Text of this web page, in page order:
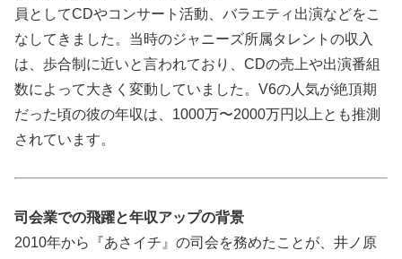
員としてCDやコンサート活動、バラエティ出演などをこ
なしてきました。当時のジャニーズ所属タレントの収入
は、歩合制に近いと言われており、CDの売上や出演番組
数によって大きく変動していました。V6の人気が絶頂期
だった頃の彼の年収は、1000万〜2000万円以上とも推測
されています。
司会業での飛躍と年収アップの背景
2010年から『あさイチ』の司会を務めたことが、井ノ原